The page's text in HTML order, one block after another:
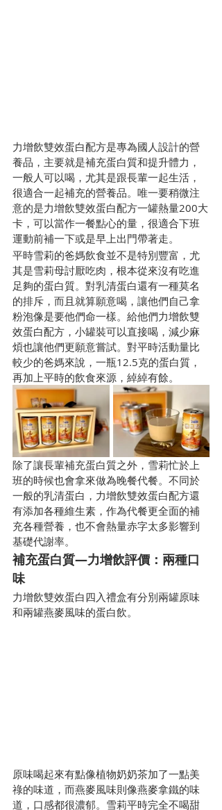
力增飲雙效蛋白配方是專為國人設計的營
養品，主要就是補充蛋白質和提升體力，
一般人可以喝，尤其是跟長輩一起生活，
很適合一起補充的營養品。唯一要稍微注
意的是力增飲雙效蛋白配方一罐熱量200大
卡，可以當作一餐點心的量，很適合下班
運動前補一下或是早上出門帶著走。
平時雪莉的爸媽飲食並不是特別豐富，尤
其是雪莉母討厭吃肉，根本從來沒有吃進
足夠的蛋白質。對乳清蛋白還有一種莫名
的排斥，而且就算願意喝，讓他們自己拿
粉泡像是要他們命一樣。給他們力增飲雙
效蛋白配方，小罐裝可以直接喝，減少麻
煩也讓他們更願意嘗試。對平時活動量比
較少的爸媽來說，一瓶12.5克的蛋白質，
再加上平時的飲食來源，綽綽有餘。
除了讓長輩補充蛋白質之外，雪莉忙於上
班的時候也會拿來做為晚餐代餐。不同於
一般的乳清蛋白，力增飲雙效蛋白配方還
有添加各種維生素，作為代餐更全面的補
充各種營養，也不會熱量赤字太多影響到
基礎代謝率。
補充蛋白質—力增飲評價：兩種口
味
力增飲雙效蛋白四入禮盒有分別兩罐原味
和兩罐燕麥風味的蛋白飲。
原味喝起來有點像植物奶奶茶加了一點美
祿的味道，而燕麥風味則像燕麥拿鐵的味
道，口感都很濃郁。雪莉平時完全不喝甜